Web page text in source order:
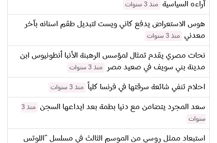
آراءه السياسية منذ 3 سنوات
هوس الاستعراض يدفع كاني ويست لتبديل طقم اسنانه بآخر
معدني
منذ 3 سنوات
نحات مصري يقدم تمثال لمؤسس الرهبنة الأنبا أنطونيوس ابن
مدينة بني سويف في صعيد مصر
منذ 3 سنوات
احلام تنفي شائعة سرقتها في فرنسا كلياً منذ 3 سنوات
سعد المجرد يتضامن مع دنيا بطمة بعد ايداعها السجن
منذ 3
سنوات
استبعاد ممثل روسي من الموسم الثالث في مسلسل "اللوتس